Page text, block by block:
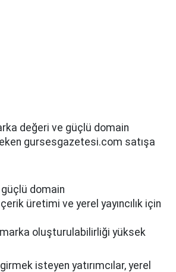
değeri ve güçlü domain
gursesgazetesi.com satışa
güçlü domain
üretimi ve yerel yayıncılık için
marka oluşturulabilirliği yüksek
isteyen yatırımcılar, yerel